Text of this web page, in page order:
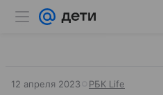
12 апреля 2023 РБК Life